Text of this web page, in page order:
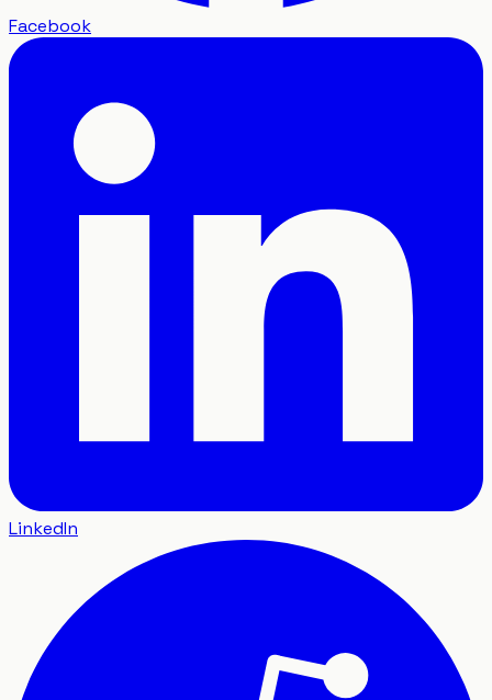
Facebook
LinkedIn